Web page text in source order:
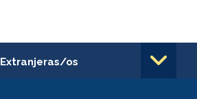
Extranjeras/os